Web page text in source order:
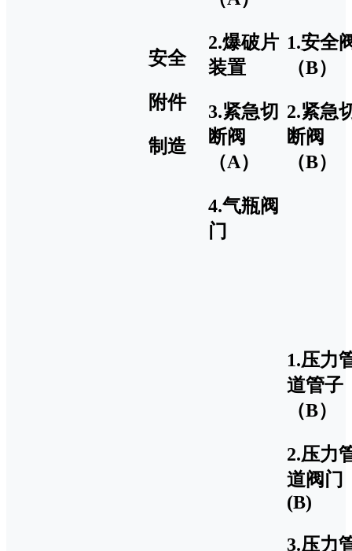
安全
附件
制造
2.爆破片
装置
3.紧急切
断阀
（A）
4.气瓶阀
门
1.安全
（B）
2.紧急
断阀
（B）
1.压力
道管子
（B）
2.压力
道阀门
(B)
3.压力